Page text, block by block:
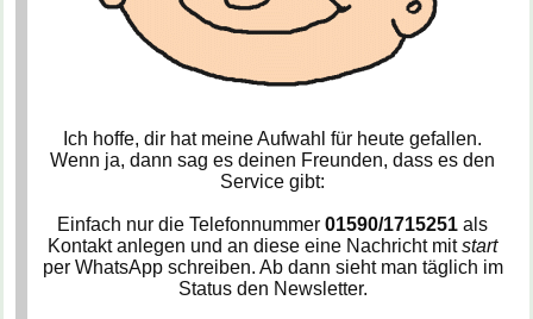
Ich hoffe, dir hat meine Aufwahl für heute gefallen.
Wenn ja, dann sag es deinen Freunden, dass es den
Service gibt:
Einfach nur die Telefonnummer 01590/1715251 als
Kontakt anlegen und an diese eine Nachricht mitstart
per WhatsApp schreiben. Ab dann sieht man täglich im
Status den Newsletter.